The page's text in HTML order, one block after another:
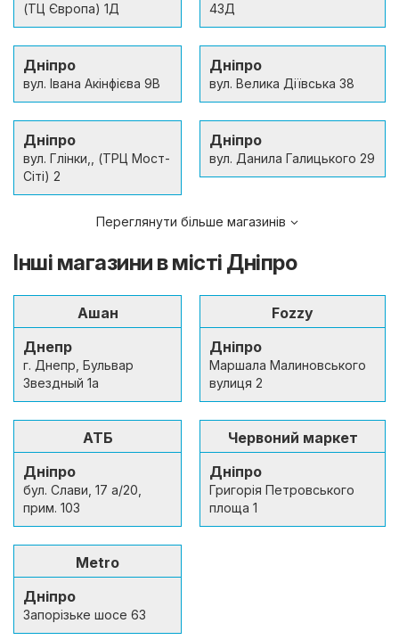
(ТЦ Європа) 1Д
43Д
Дніпро
вул. Івана Акінфієва 9В
Дніпро
вул. Велика Діївська 38
Дніпро
вул. Глінки,, (ТРЦ Мост-
Сіті) 2
Дніпро
вул. Данила Галицького 29
Переглянути більше магазинів
Інші магазини в місті Дніпро
Ашан
Днепр
г. Днeпр, Бульвар
Звездный 1а
Fozzy
Дніпро
Маршала Малиновського
вулиця 2
АТБ
Дніпро
бул. Слави, 17 а/20,
прим. 103
Червоний маркет
Дніпро
Григорія Петровського
площа 1
Metro
Дніпро
Запорізьке шосе 63